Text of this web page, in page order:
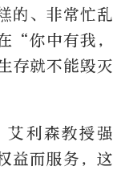
的、非常忙乱
“你中有我，
存就不能毁灭
艾利森教授强
益而服务，这